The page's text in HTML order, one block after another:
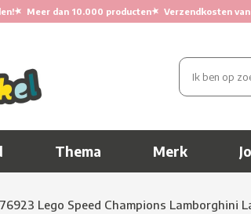
★ Meer dan 10.000 producten★ Verzendkosten
Thema Merk
76923 Lego Speed Champions Lamborghini